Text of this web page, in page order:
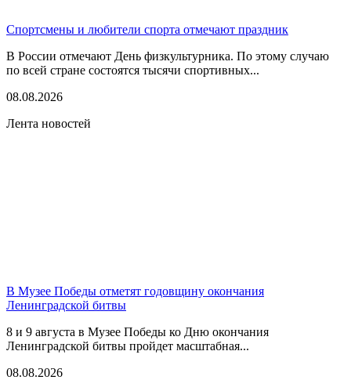
Спортсмены и любители спорта отмечают праздник
В России отмечают День физкультурника. По этому случаю
по всей стране состоятся тысячи спортивных...
08.08.2026
Лента новостей
В Музее Победы отметят годовщину окончания
Ленинградской битвы
8 и 9 августа в Музее Победы ко Дню окончания
Ленинградской битвы пройдет масштабная...
08.08.2026